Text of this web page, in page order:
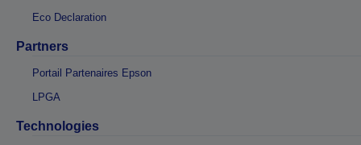
Eco Declaration
Partners
Portail Partenaires Epson
LPGA
Technologies